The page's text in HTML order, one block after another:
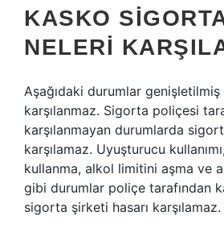
KASKO
NELERI
Aşağıdaki durumlar
karşılanmaz. Sigorta poliçesi
karşılanmayan durumlarda
karşılamaz. Uyuşturucu
kullanma, alkol limitini aşma ve
gibi durumlar poliçe tarafından
sigorta şirketi hasarı karşılamaz.